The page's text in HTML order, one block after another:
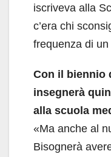
iscriveva alla
c’era chi
frequenza di
Con il biennio
insegnerà
alla scuola
«Ma anche al
Bisognerà